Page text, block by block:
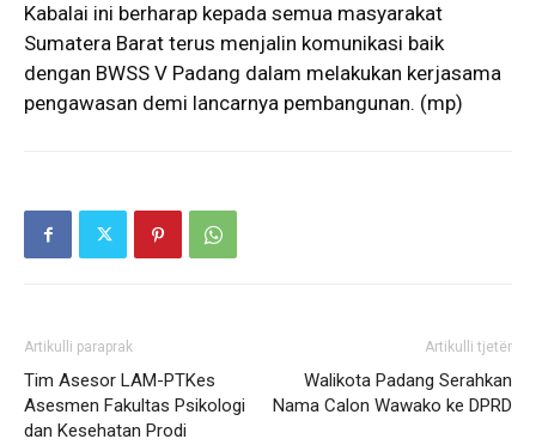
Kabalai ini berharap kepada semua masyarakat
Sumatera Barat terus menjalin komunikasi baik
dengan BWSS V Padang dalam melakukan kerjasama
pengawasan demi lancarnya pembangunan. (mp)
Artikulli paraprak
Tim Asesor LAM-PTKes
Asesmen Fakultas Psikologi
dan Kesehatan Prodi
Artikulli tjetër
Walikota Padang Serahkan
Nama Calon Wawako ke DPRD